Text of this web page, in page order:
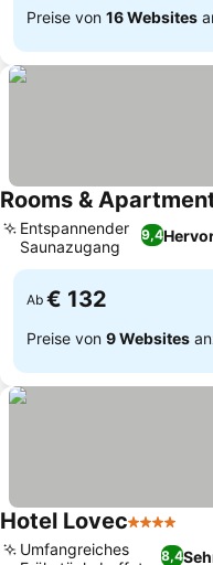
Preise von 16 Websites
Rooms &
9,4
Entspannender
Saunazugang
Ab € 132
Preise von 9 Websites
Hotel Lovec4 Sterne
8,4
Umfangreiches